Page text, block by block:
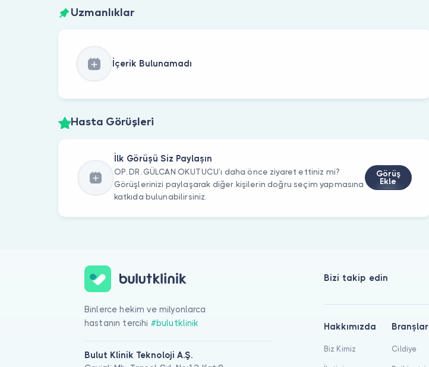
Uzmanlıklar
İçerik Bulunamadı
Hasta Görüşleri
İlk Görüşü Siz Paylaşın
OP. DR. GÜLCAN OKUTUCU’ı daha önce ziyaret ettiniz mi?
Görüşlerinizi paylaşarak diğer kişilerin doğru seçim yapmasına
katkıda bulunabilirsiniz.
Görüş
Ekle
Binlerce hekim ve milyonlarca
hastanın tercihi #bulutklinik
Bulut Klinik Teknoloji A.Ş.
Bizi takip edin
Hakkımızda
Biz Kimiz
Branşlar
Cildiye